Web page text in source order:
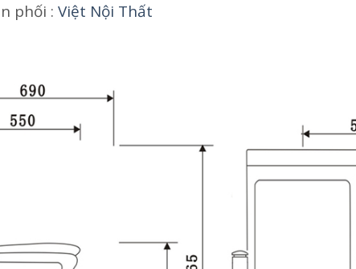
phối :Việt Nội Thất